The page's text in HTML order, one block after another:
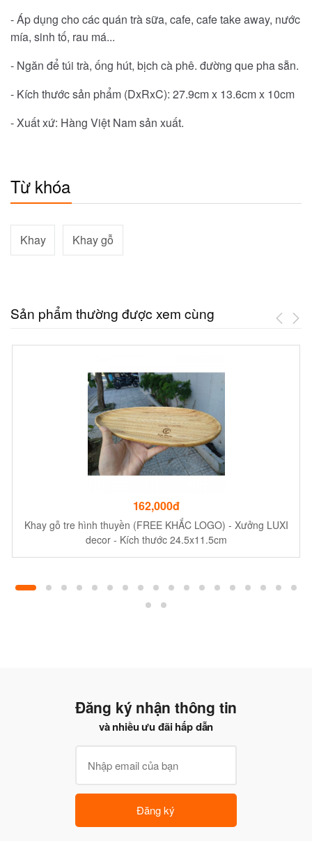
- Áp dụng cho các quán trà sữa, cafe, cafe take away, nước
mía, sinh tố, rau má...
- Ngăn để túi trà, ống hút, bịch cà phê. đường que pha sẵn.
- Kích thước sản phẩm (DxRxC): 27.9cm x 13.6cm x 10cm
- Xuất xứ: Hàng Việt Nam sản xuất.
Từ khóa
Khay Khay gỗ
Sản phẩm thường được xem cùng
162,000đ
Khay gỗ tre hình thuyền (FREE KHẮC LOGO) - Xưởng LUXI
decor - Kích thước 24.5x11.5cm
Đăng ký nhận thông tin
và nhiều ưu đãi hấp dẫn
Đăng ký